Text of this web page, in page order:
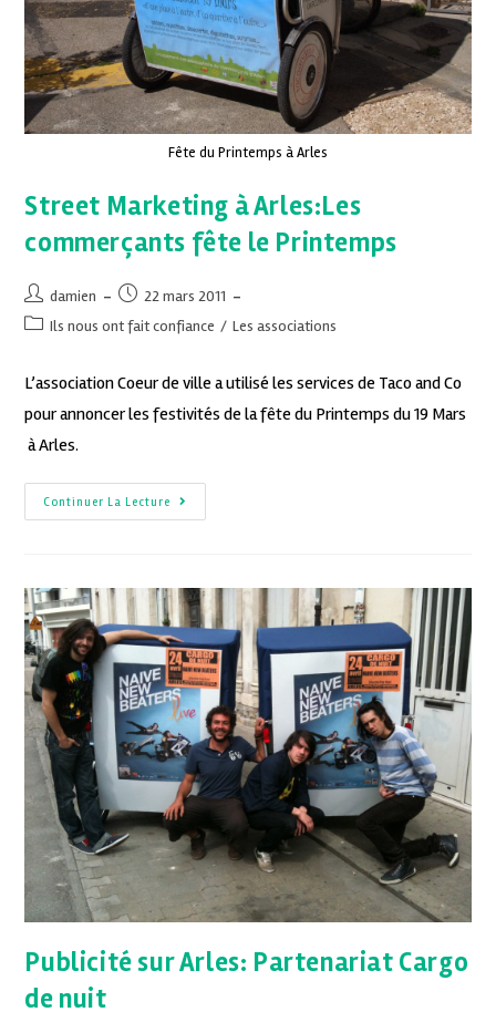
Fête du Printemps à Arles
Street Marketing à Arles:Les
commerçants fête le Printemps
damien
22 mars 2011
Ils nous ont fait confiance / Les associations
L’association Coeur de ville a utilisé les services de Taco and Co
pour annoncer les festivités de la fête du Printemps du 19 Mars
à Arles.
Continuer La Lecture
Publicité sur Arles: Partenariat Cargo
de nuit